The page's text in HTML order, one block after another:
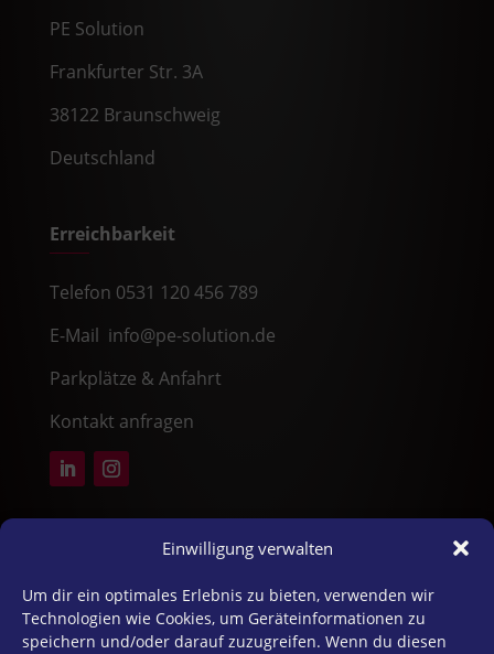
Einwilligung verwalten
Um dir ein optimales Erlebnis zu bieten, verwenden wir
Technologien wie Cookies, um Geräteinformationen zu
speichern und/oder darauf zuzugreifen. Wenn du diesen
PE Solution
Frankfurter Str. 3A
38122 Braunschweig
Deutschland
Erreichbarkeit
Telefon 0531 120 456 789
E-Mail info@pe-solution.de
Parkplätze & Anfahrt
Kontakt anfragen
25 Jahre wirksame Beratung
PE Solution bietet seit über 25 Jahren wirksame
psychologische Unternehmensberatung,